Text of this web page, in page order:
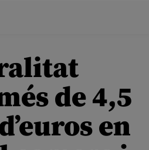
de 4,5
en